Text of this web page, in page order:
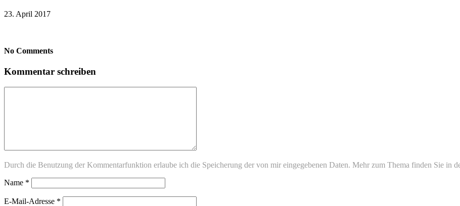
23. April 2017
No Comments
Kommentar schreiben
Durch die Benutzung der Kommentarfunktion erlaube ich die Speicherung der von mir eingegebenen Daten. Mehr zum Thema finden Sie in
Name *
E-Mail-Adresse *